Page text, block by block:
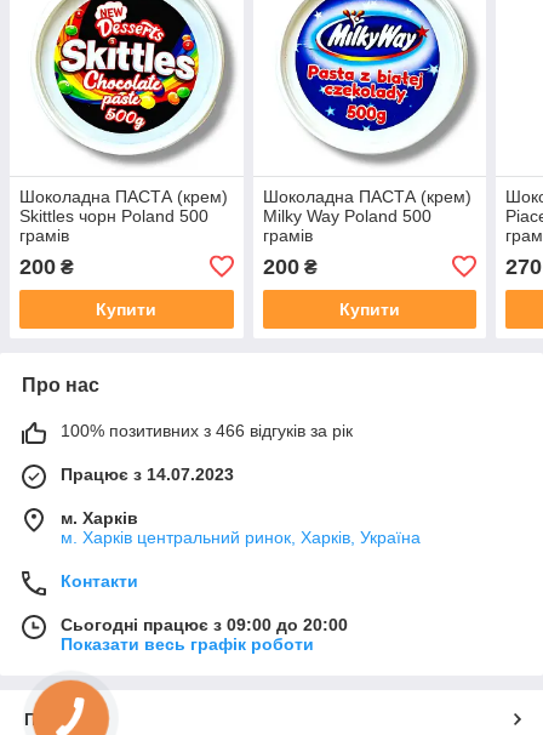
Шоколадна ПАСТА (крем)
Skittles чорн Poland 500
грамів
200 ₴
Купити
Шоколадна ПАСТА (крем)
Milky Way Poland 500
грамів
200₴
Купити
270
Про нас
100% позитивних з 466 відгуків за рік
Працює з 14.07.2023
м. Харків
м. Харків центральний ринок, Харків, Україна
Контакти
Сьогодні працює з 09:00 до 20:00
Показати весь графік роботи
Про нас